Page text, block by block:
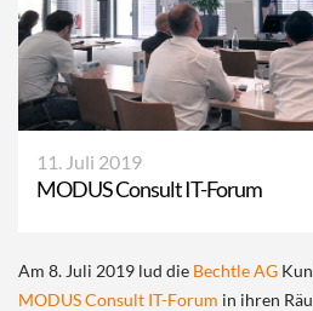
11. Juli 2019
MODUS Consult IT-Forum
Am 8. Juli 2019 lud die Bechtle AG
MODUS Consult IT-Forum in ihren